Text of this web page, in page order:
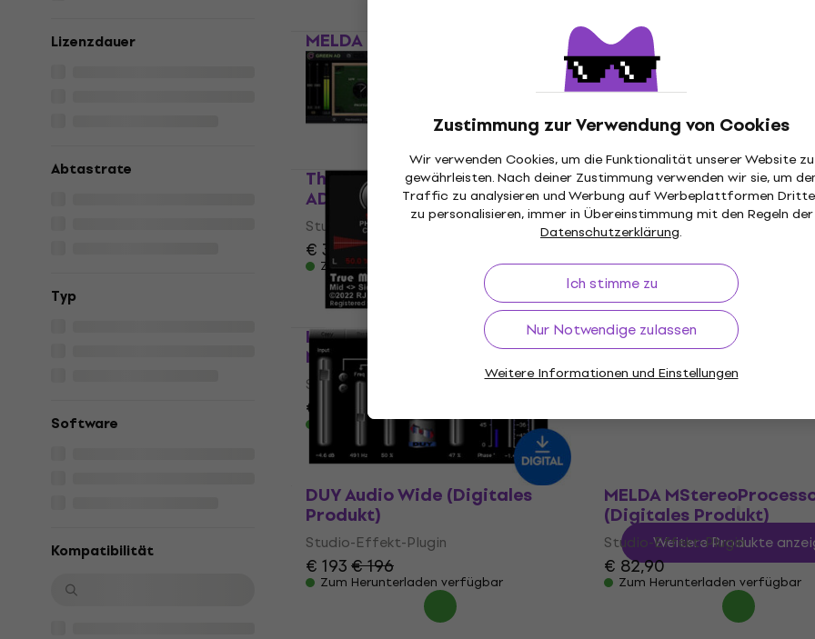
Zustimmung zur Verwendung von Cookies
Wir verwenden Cookies, um die Funktionalität unserer Website zu
gewährleisten. Nach deiner Zustimmung verwenden wir sie, um
Traffic zu analysieren und Werbung auf Werbeplattformen
zu personalisieren, immer in Übereinstimmung mit den Regeln der
Datenschutzerklärung.
Ich stimme zu
Nur Notwendige zulassen
Weitere Informationen und Einstellungen
Lizenzdauer
Abtastrate
Typ
Software
Kompatibilität
MELDA MDrumEnhancer
(Digitales Produkt)
Studio-Effekt-Plugin
€ 153
Zum Herunterladen verfügbar
LANDR VoxChain
Produkt)
Studio-Effekt-Plugin
€ 35,40
Zum Herunterladen verfügbar
Three-Body Technology Green
AD AI (Digitales Produkt)
Studio-Effekt-Plugin
€ 33€ 33,50
Zum Herunterladen verfügbar
MELDA
(Digitales Produkt)
Studio-Effekt-Plugin
Zum Herunterladen verfügbar
Raising Jake Studios True
Mid/Side (Digitales Produkt)
Studio-Effekt-Plugin
€ 35,10€ 37
Zum Herunterladen verfügbar
Three-Body Technology
New Models Bundle
Produkt)
€ 213
DUY Audio Wide (Digitales
Produkt)
Studio-Effekt-Plugin
€ 193€ 196
Zum Herunterladen verfügbar
MELDA
(Digitales Produkt)
Studio-Effekt-Plugin
€ 82,90
Zum Herunterladen verfügbar
Weitere Produkte